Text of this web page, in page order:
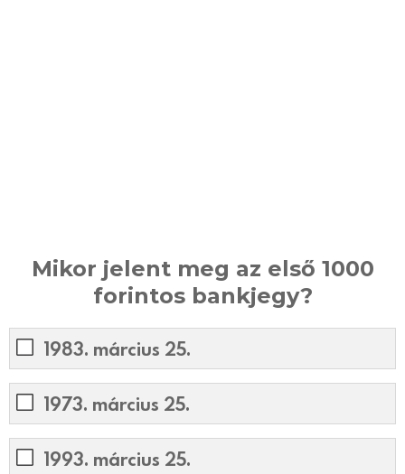
Mikor jelent meg az első 1000
forintos bankjegy?
1983. március 25.
1973. március 25.
1993. március 25.